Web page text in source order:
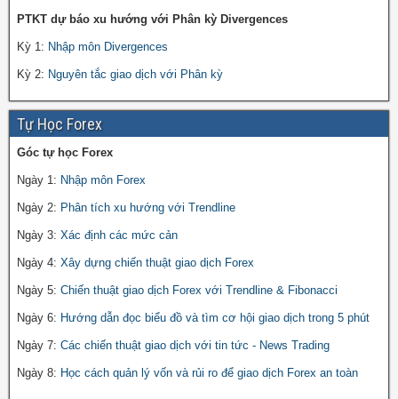
PTKT dự báo xu hướng với Phân kỳ Divergences
Kỳ 1: Nhập môn Divergences
Kỳ 2: Nguyên tắc giao dịch với Phân kỳ
Tự Học Forex
Góc tự học Forex
Ngày 1: Nhập môn Forex
Ngày 2: Phân tích xu hướng với Trendline
Ngày 3: Xác định các mức cản
Ngày 4: Xây dựng chiến thuật giao dịch Forex
Ngày 5: Chiến thuật giao dịch Forex với Trendline & Fibonacci
Ngày 6: Hướng dẫn đọc biểu đồ và tìm cơ hội giao dịch trong 5 phút
Ngày 7: Các chiến thuật giao dịch với tin tức - News Trading
Ngày 8: Học cách quản lý vốn và rủi ro để giao dịch Forex an toàn